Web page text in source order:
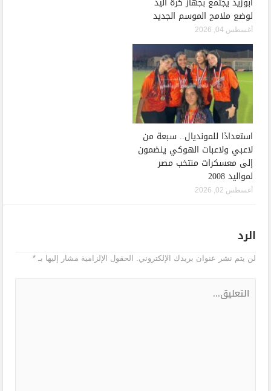
لوضع ملامح الموسم الجديد
أغسطس 04, 2026
استعدادًا للمونديال.. سبعة من
لاعبي ولاعبات الهوكي ينضمون
إلى معسكرات منتخب مصر
لمواليد 2008
أغسطس 02, 2026
الرد
لن يتم نشر عنوان بريدك الإلكتروني. الحقول الإلزامية مشار إليها بـ*